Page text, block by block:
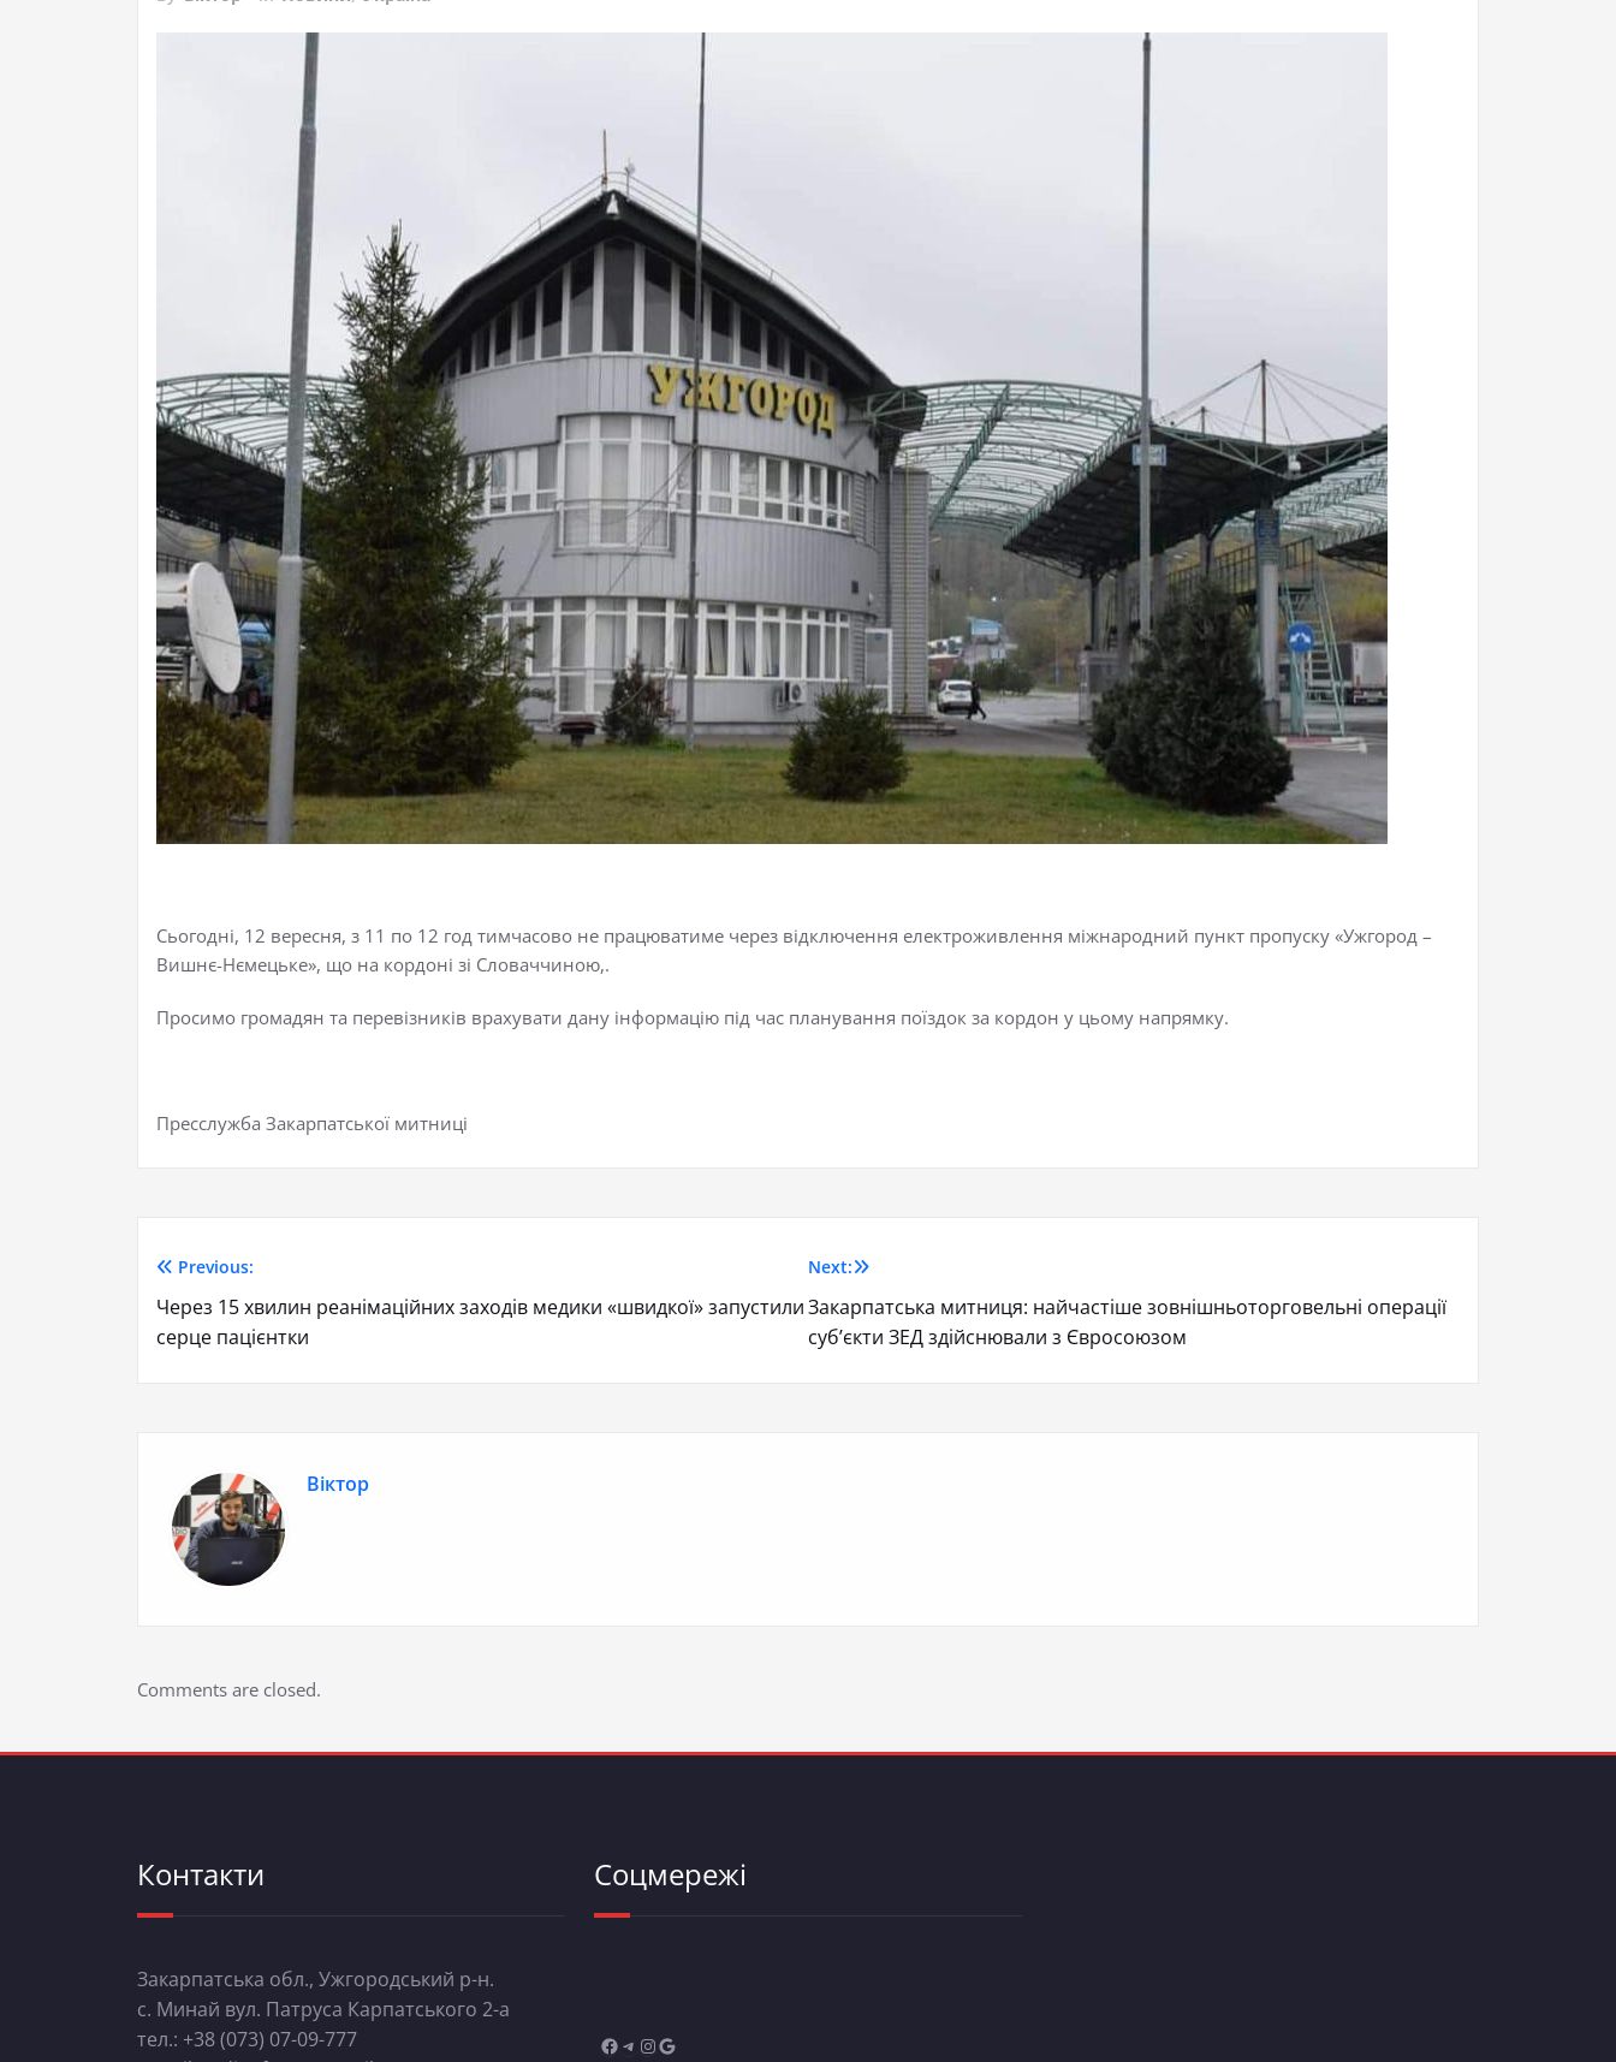
Сьогодні, 12 вересня, з 11 по 12 год тимчасово не працюватиме через відключення електроживлення міжнародний пункт пропуску «Ужгород –
Вишнє-Нємецьке», що на кордоні зі Словаччиною,.
Просимо громадян та перевізників врахувати дану інформацію під час планування поїздок за кордон у цьому напрямку.
Пресслужба Закарпатської митниці
Previous:
Через 15 хвилин реанімаційних заходів медики «швидкої» запустили
серце пацієнтки
Next:
Закарпатська митниця: найчастіше зовнішньоторговельні операції
суб’єкти ЗЕД здійснювали з Євросоюзом
Віктор
Comments are closed.
Контакти
Закарпатська обл., Ужгородський р-н.
с. Минай вул. Патруса Карпатського 2-а
тел.: +38 (073) 07-09-777
Соцмережі